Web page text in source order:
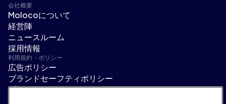
会社概要
Molocoについて
経営陣
ニュースルーム
採用情報
利用規約・ポリシー
広告ポリシー
ブランドセーフティポリシー
プライバシーポリシー